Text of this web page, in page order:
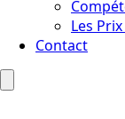
Les Prix
Contact